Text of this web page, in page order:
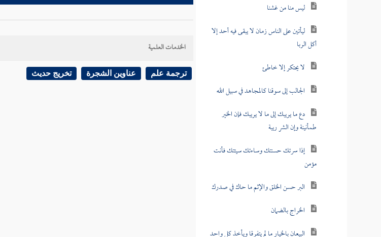
ليس منا من غشنا
ليأتين على الناس زمان لا يبقى فيه أحد إلا
أكل الربا
لا يحتكر إلا خاطئ
الجالب إلى سوقنا كالمجاهد في سبيل الله
دع ما يريبك إلى ما لا يريبك فإن الخير
طمأنينة وإن الشر ريبة
إذا سرتك حسنتك وساءتك سيئتك فأنت
مؤمن
البر حسن الخلق والإثم ما حاك في صدرك
الخراج بالضمان
الخدمات العلمية
ترجمة علم عناوين الشجرة تخريج حديث